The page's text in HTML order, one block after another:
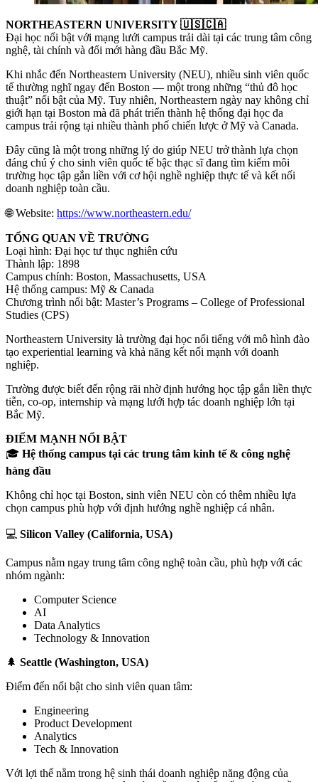
NORTHEASTERN UNIVERSITY 🇺🇸🇨🇦
Đại học nổi bật với mạng lưới campus trải dài tại các trung tâm công
nghệ, tài chính và đổi mới hàng đầu Bắc Mỹ.
Khi nhắc đến Northeastern University (NEU), nhiều sinh viên quốc
tế thường nghĩ ngay đến Boston — một trong những “thủ đô học
thuật” nổi bật của Mỹ. Tuy nhiên, Northeastern ngày nay không chỉ
giới hạn tại Boston mà đã phát triển thành hệ thống đại học đa
campus trải rộng tại nhiều thành phố chiến lược ở Mỹ và Canada.
Đây cũng là một trong những lý do giúp NEU trở thành lựa chọn
đáng chú ý cho sinh viên quốc tế bậc thạc sĩ đang tìm kiếm môi
trường học tập gắn liền với cơ hội nghề nghiệp thực tế và kết nối
doanh nghiệp toàn cầu.
🌐 Website: https://www.northeastern.edu/
TỔNG QUAN VỀ TRƯỜNG
Loại hình: Đại học tư thục nghiên cứu
Thành lập: 1898
Campus chính: Boston, Massachusetts, USA
Hệ thống campus: Mỹ & Canada
Chương trình nổi bật: Master’s Programs – College of Professional
Studies (CPS)
Northeastern University là trường đại học nổi tiếng với mô hình đào
tạo experiential learning và khả năng kết nối mạnh với doanh
nghiệp.
Trường được biết đến rộng rãi nhờ định hướng học tập gắn liền thực
tiễn, co-op, internship và mạng lưới hợp tác doanh nghiệp lớn tại
Bắc Mỹ.
ĐIỂM MẠNH NỔI BẬT
🎓 Hệ thống campus tại các trung tâm kinh tế & công nghệ
hàng đầu
Không chỉ học tại Boston, sinh viên NEU còn có thêm nhiều lựa
chọn campus phù hợp với định hướng nghề nghiệp cá nhân.
💻 Silicon Valley (California, USA)
Campus nằm ngay trung tâm công nghệ toàn cầu, phù hợp với các
nhóm ngành:
Computer Science
AI
Data Analytics
Technology & Innovation
🌲 Seattle (Washington, USA)
Điểm đến nổi bật cho sinh viên quan tâm:
Engineering
Product Development
Analytics
Tech & Innovation
Với lợi thế nằm trong hệ sinh thái doanh nghiệp năng động của